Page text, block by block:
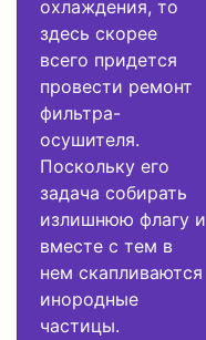
охлаждения, то
здесь скорее
всего придется
провести ремонт
фильтра-
осушителя.
Поскольку его
задача собирать
излишнюю флагу и
вместе с тем в
нем скапливаются
инородные
частицы.